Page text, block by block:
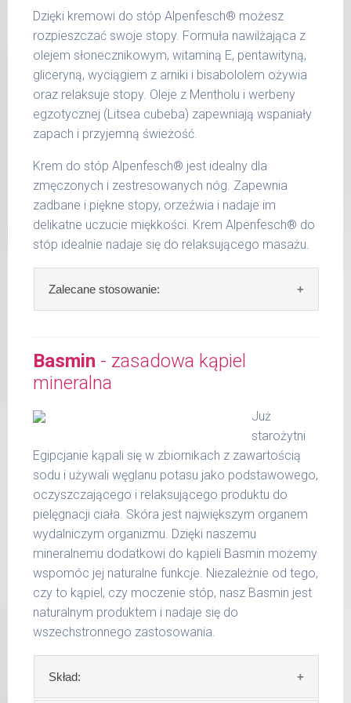
amylowy, wodorotlenek sodu, salicylan
benzylu, linalool, Kwas cytrynowy, cytrynian
sodu, benzoesan benzylu, kumaryna, geraniol,
limonen.
Dzięki kremowi do stóp Alpenfesch® możesz
rozpieszczać swoje stopy. Formuła nawilżająca z
olejem słonecznikowym, witaminą E, pentawityną,
gliceryną, wyciągiem z arniki i bisabololem ożywia
oraz relaksuje stopy. Oleje z Mentholu i werbeny
egzotycznej (Litsea cubeba) zapewniają wspaniały
zapach i przyjemną świeżość.
Krem do stóp Alpenfesch® jest idealny dla
zmęczonych i zestresowanych nóg. Zapewnia
zadbane i piękne stopy, orzeźwia i nadaje im
delikatne uczucie miękkości. Krem Alpenfesch® do
stóp idealnie nadaje się do relaksującego masażu.
Zalecane stosowanie:
rano i wieczorem lub po kąpieli, prysznicu
kremem do stóp Alpenfesch® i delikatnie
wmasować.
Basmin - zasadowa kąpiel
mineralna
Już
starożytni
Egipcjanie kąpali się w zbiornikach z zawartością
sodu i używali węglanu potasu jako podstawowego,
oczyszczającego i relaksującego produktu do
pielęgnacji ciała. Skóra jest największym organem
wydalniczym organizmu. Dzięki naszemu
mineralnemu dodatkowi do kąpieli Basmin możemy
wspomóc jej naturalne funkcje. Niezależnie od tego,
czy to kąpiel, czy moczenie stóp, nasz Basmin jest
naturalnym produktem i nadaje się do
wszechstronnego zastosowania.
Skład: